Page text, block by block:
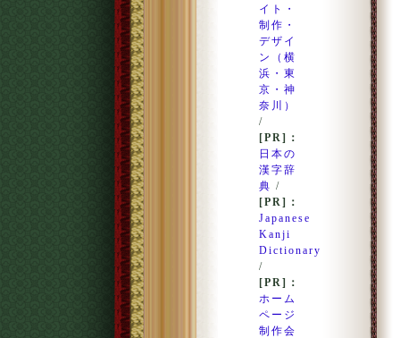
イト・
制作・
デザイ
ン（横
浜・東
京・神
奈川）
/
[PR]：
日本の
漢字辞
典 /
[PR]：
Japanese
Kanji
Dictionary
/
[PR]：
ホーム
ページ
制作会